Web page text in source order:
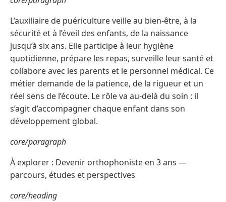
L’auxiliaire de puériculture veille au bien-être, à la
sécurité et à l’éveil des enfants, de la naissance
jusqu’à six ans. Elle participe à leur hygiène
quotidienne, prépare les repas, surveille leur santé et
collabore avec les parents et le personnel médical. Ce
métier demande de la patience, de la rigueur et un
réel sens de l’écoute. Le rôle va au-delà du soin : il
s’agit d’accompagner chaque enfant dans son
développement global.
core/paragraph
À explorer : Devenir orthophoniste en 3 ans —
parcours, études et perspectives
core/heading